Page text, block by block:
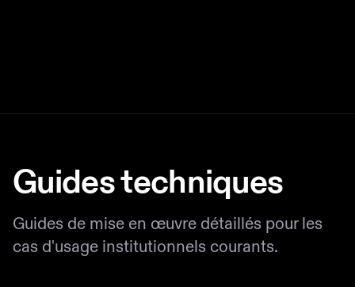
Guides techniques
Guides de mise en œuvre détaillés pour les
cas d'usage institutionnels courants.